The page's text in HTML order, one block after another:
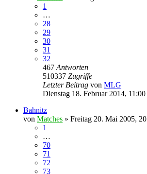
1
…
28
29
30
31
32
467 Antworten
510337 Zugriffe
Letzter Beitrag von MLG
Dienstag 18. Februar 2014, 11:00
Bahnitz
von Matches » Freitag 20. Mai 2005,
1
…
70
71
72
73